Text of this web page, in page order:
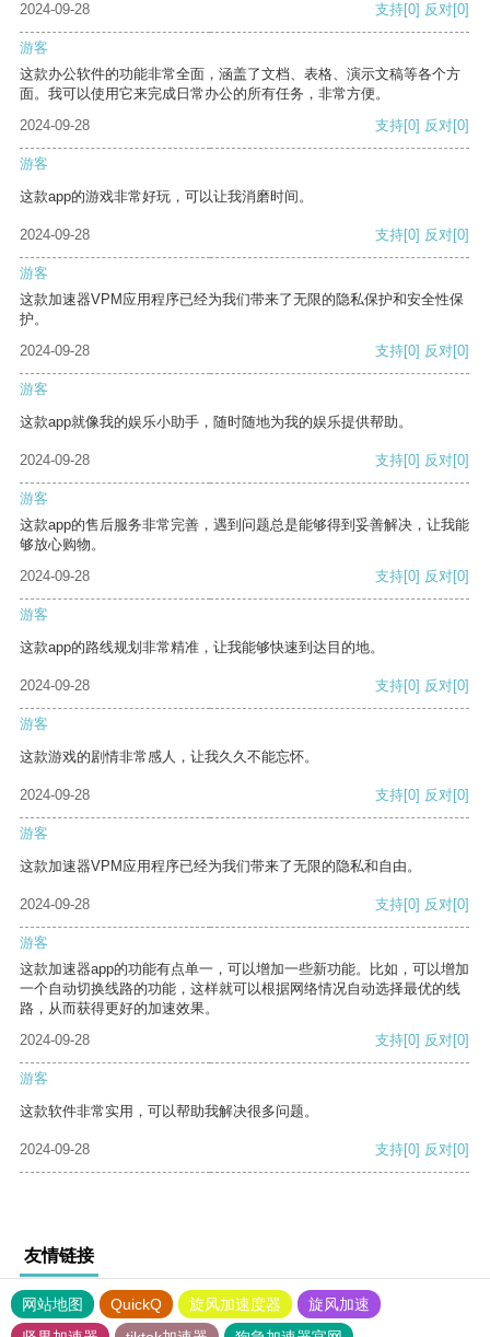
2024-09-28 支持[0] 反对[0]
游客
这款办公软件的功能非常全面，涵盖了文档、表格、演示文稿等各个方
面。我可以使用它来完成日常办公的所有任务，非常方便。
2024-09-28
支持[0] 反对[0]
游客
这款app的游戏非常好玩，可以让我消磨时间。
2024-09-28 支持[0] 反对[0]
游客
这款加速器VPM应用程序已经为我们带来了无限的隐私保护和安全性保
护。
2024-09-28
支持[0] 反对[0]
游客
这款app就像我的娱乐小助手，随时随地为我的娱乐提供帮助。
2024-09-28 支持[0] 反对[0]
游客
这款app的售后服务非常完善，遇到问题总是能够得到妥善解决，让我能
够放心购物。
2024-09-28
支持[0] 反对[0]
游客
这款app的路线规划非常精准，让我能够快速到达目的地。
2024-09-28 支持[0] 反对[0]
游客
这款游戏的剧情非常感人，让我久久不能忘怀。
2024-09-28 支持[0] 反对[0]
游客
这款加速器VPM应用程序已经为我们带来了无限的隐私和自由。
2024-09-28 支持[0] 反对[0]
游客
这款加速器app的功能有点单一，可以增加一些新功能。比如，可以增加
一个自动切换线路的功能，这样就可以根据网络情况自动选择最优的线
路，从而获得更好的加速效果。
2024-09-28
支持[0] 反对[0]
游客
这款软件非常实用，可以帮助我解决很多问题。
2024-09-28 支持[0] 反对[0]
友情链接
网站地图 QuickQ 旋风加速度器
旋风加速